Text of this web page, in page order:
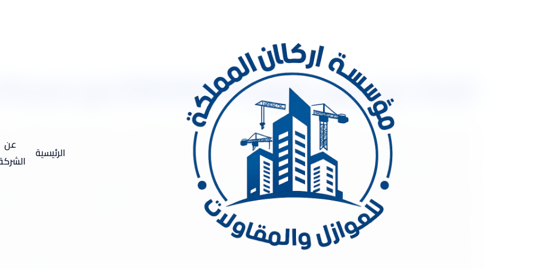
الرئيسية
عن
شركة عزل فوم بملهم 0533334179 مع خصم 30% وضمان شامل
شركة عزل فوم بملهم 0533334179 مع خصم 30% وضمان شامل شركة عزل فوم بملهم .. أفضل شركة
اليها عدد كبير من النواطنين داخل المملكة العربية السعودية ،وخصوصاً الخدمات المعتمدة على العزل باستخدام مادة
شركة عزل فوم بملهم والمملكة العربية السعودية باْكملها شركة عزل فوم بملهم اعمال العزل كما نعرف حميعاً تحتاج
درجة من الكفاْة وخصوصاً العزل بالفوم لاْنة على الرغم أن العزل بالفوم تعتبر من أجود وأفضل أنواع العزل الان أن
ويؤدى الى حدوث تسريب مائى وحرارى الى المبنى ، ومن هذا المنطلق فاْننا ننصح أبناء ملهم وجميع مدن وقرى المملكة
أفضل شركة عزل فوم بملهم لانها تعتمد على عدد من الخبراء والاْيد العاملة المحترفة التى يمكنها أن توفر الى كل
ملهم الغالبية العظمى من أبنا المملكة العربية السعودية يفضلون الحصول على خدمة العزل باستخدام عوازل الفوم دوناً
الاْسباب التالية : • تعتنر مادة الفوم من المواد التى يمكن من خلالها الحصول على خدمة العزل المائى وكذلك خدمة